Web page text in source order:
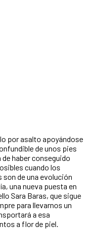
por asalto apoyándose
de unos pies
haber conseguido
cuando los
de una evolución
una nueva puesta en
Sara Baras, que sigue
para llevarnos un
a esa
a flor de piel.